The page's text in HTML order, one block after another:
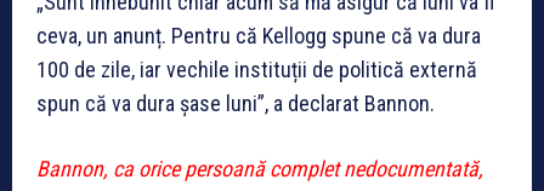
ceva, un anunț. Pentru că Kellogg spune că va dura
100 de zile, iar vechile instituții de politică externă
spun că va dura șase luni”, a declarat Bannon.
Bannon, ca orice persoană complet nedocumentată,